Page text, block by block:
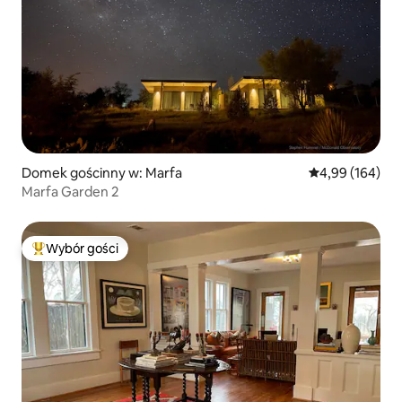
Domek gościnny w: Marfa Średnia
4,99 (164)
Marfa Garden 2
Najpopularniejsze z kategorii Wybór gości
Wybór gości